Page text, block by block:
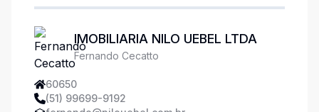
IMOBILIARIA NILO UEBEL LTDA
Fernando Cecatto
60650
(51) 99699-9192